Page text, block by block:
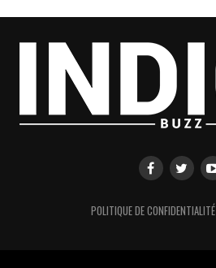
POLITIQUE DE CONFIDENTIALITÉ